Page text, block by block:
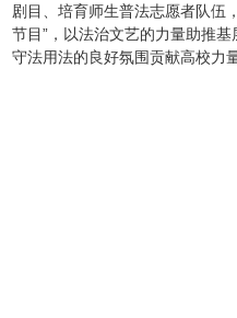
剧目、培育师生普法志愿者队伍
节目”，以法治文艺的力量助推
守法用法的良好氛围贡献高校力量